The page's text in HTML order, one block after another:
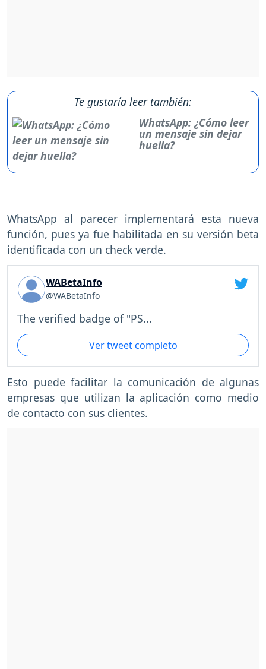
Te gustaría leer también:
WhatsApp: ¿Cómo leer
un mensaje sin dejar
huella?
WhatsApp al parecer implementará esta nueva
función, pues ya fue habilitada en su versión beta
identificada con un check verde.
WABetaInfo
@WABetaInfo
The verified badge of "PS...
Ver tweet completo
Esto puede facilitar la comunicación de algunas
empresas que utilizan la aplicación como medio
de contacto con sus clientes.